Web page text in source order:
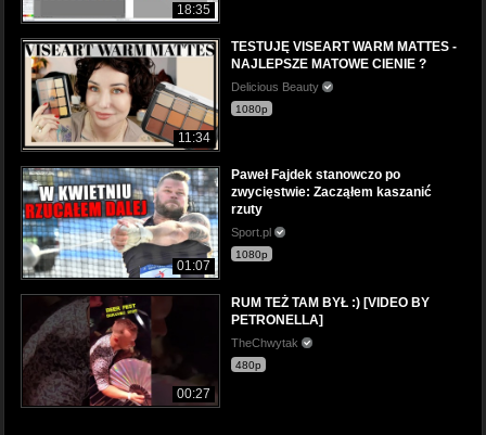
18:35
11:34
TESTUJĘ VISEART WARM MATTES -
NAJLEPSZE MATOWE CIENIE ?
Delicious Beauty
1080p
01:07
Paweł Fajdek stanowczo po
zwycięstwie: Zacząłem kaszanić
rzuty
Sport.pl
1080p
00:27
RUM TEŻ TAM BYŁ :) [VIDEO BY
PETRONELLA]
TheChwytak
480p